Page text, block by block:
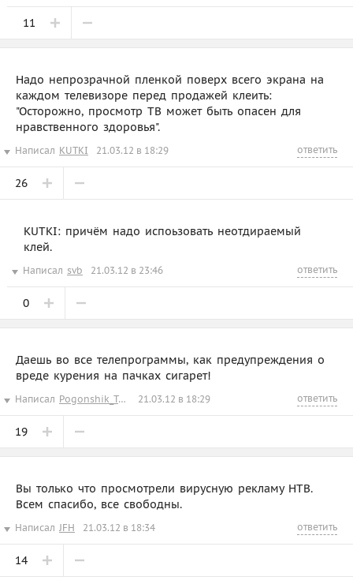
11
Надо непрозрачной пленкой поверх всего экрана на
каждом телевизоре перед продажей клеить:
"Осторожно, просмотр ТВ может быть опасен для
нравственного здоровья".
Написал KUTKI 21.03.12 в 18:29 ответить
26
KUTKI: причём надо испоьзовать неотдираемый
клей.
Написал svb 21.03.12 в 23:46 ответить
0
Даешь во все телепрограммы, как предупреждения о
вреде курения на пачках сигарет!
Написал Pogonshik_Tumana 21.03.12 в 18:29 ответить
19
Вы только что просмотрели вирусную рекламу НТВ.
Всем спасибо, все свободны.
Написал JFH 21.03.12 в 18:34 ответить
14